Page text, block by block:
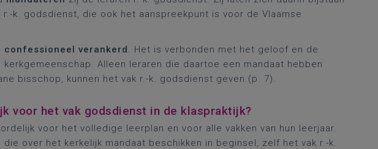
k. godsdienst, die ook het aanspreekpunt is voor de Vlaamse
confessioneel verankerd. Het is verbonden met het geloof en de
kerkgemeenschap. Alleen leraren die daartoe een mandaat hebben
bisschop, kunnen het vak r.-k. godsdienst geven (p. 7).
voor het vak godsdienst in de klaspraktijk?
voor het volledige leerplan en voor alle vakken van hun leerjaar.
die over het kerkelijk mandaat beschikken in beginsel, zelf het vak r.-k.